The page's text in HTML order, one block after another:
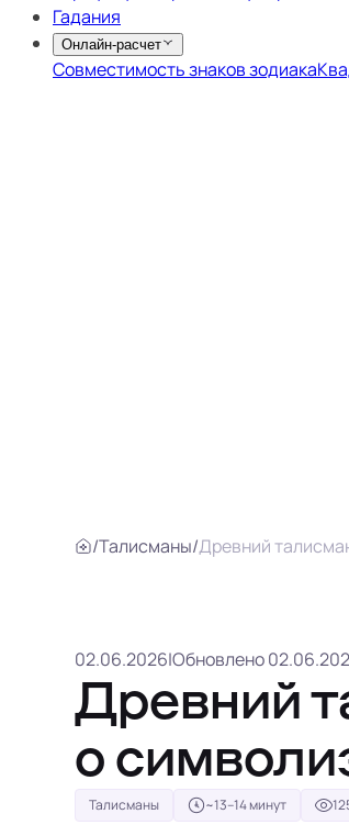
/Талисманы/Древний
02.06.2026|Обновлено
Древний
о
Талисманы ~13–14 минут